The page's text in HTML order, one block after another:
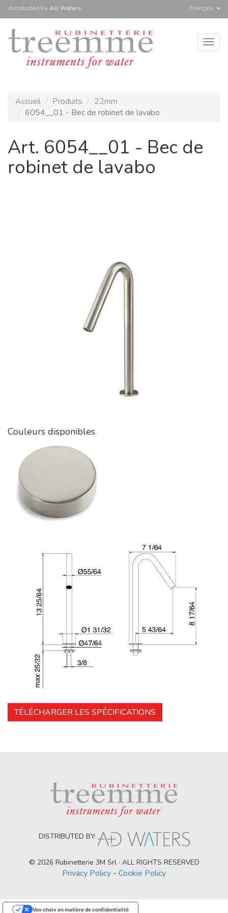
distributed byAD Waters Français
Accueil Produits
22mm
6054__01 - Bec de robinet de lavabo
Art. 6054__01 - Bec de
robinet de lavabo
Couleurs disponibles
TÉLÉCHARGER LES SPÉCIFICATIONS
DISTRIBUTED BY:
© 2026 Rubinetterie 3M Srl · ALL RIGHTS RESERVED
Privacy Policy - Cookie Policy
Vos choix en matière de confidentialité